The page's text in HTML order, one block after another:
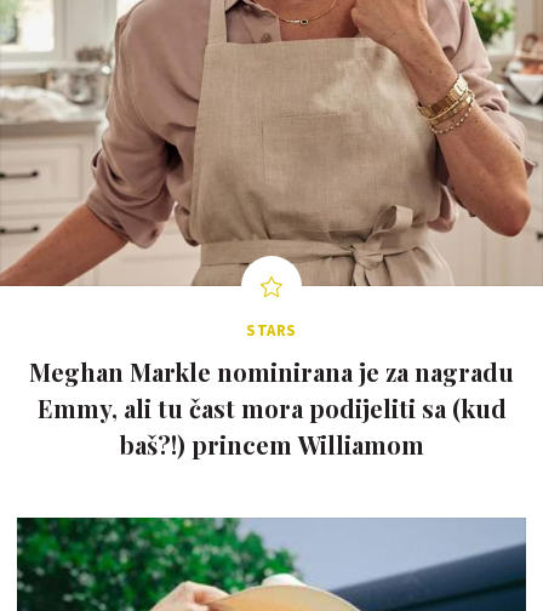
STARS
Meghan Markle nominirana je za nagradu
Emmy, ali tu čast mora podijeliti sa (kud
baš?!) princem Williamom